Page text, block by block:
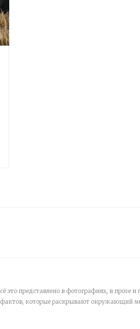
представлено в фотографиях, в прозе
фактов, которые раскрывают окружающий